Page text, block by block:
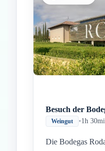
Besuch der
Weingut •1h
Die Bodegas